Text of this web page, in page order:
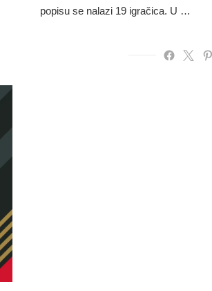
popisu se nalazi 19 igračica. U …